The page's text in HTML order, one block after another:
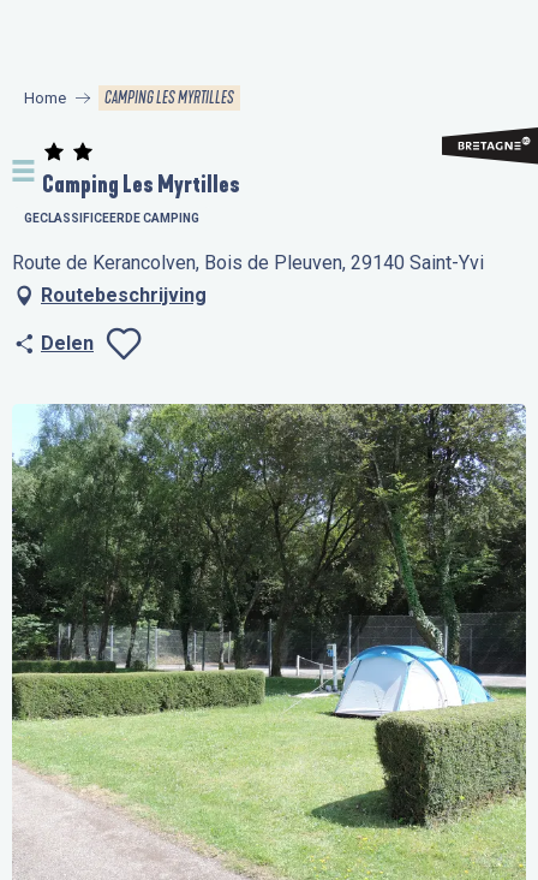
principal
Home CAMPING LES MYRTILLES
Camping Les Myrtilles
GECLASSIFICEERDE CAMPING
Route de Kerancolven, Bois de Pleuven, 29140 Saint-Yvi
Routebeschrijving
Delen